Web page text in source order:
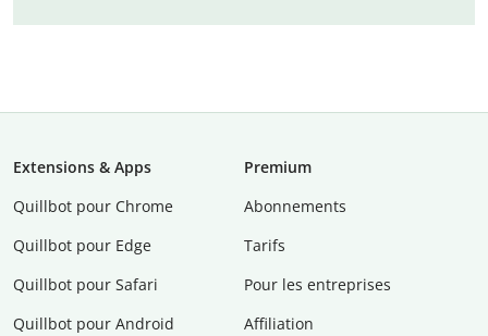
Extensions & Apps
Quillbot pour Chrome
Quillbot pour Edge
Quillbot pour Safari
Quillbot pour Android
Premium
Abonnements
Tarifs
Pour les entreprises
Affiliation